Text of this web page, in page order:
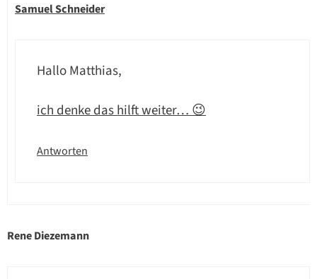
Samuel Schneider
Hallo Matthias,
ich denke das hilft weiter… 😉
Antworten
Rene Diezemann